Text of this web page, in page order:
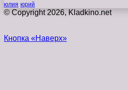
юлия юрий
© Copyright 2026, Kladkino.net
Кнопка «Наверх»